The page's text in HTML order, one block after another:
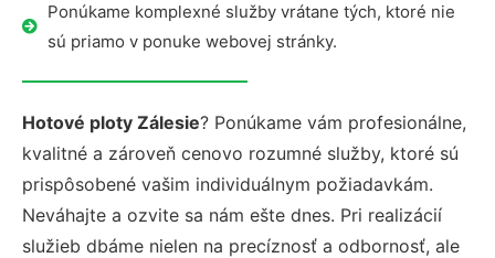
Ponúkame komplexné služby vrátane tých, ktoré nie
sú priamo v ponuke webovej stránky.
Hotové ploty Zálesie? Ponúkame vám profesionálne,
kvalitné a zároveň cenovo rozumné služby, ktoré sú
prispôsobené vašim individuálnym požiadavkám.
Neváhajte a ozvite sa nám ešte dnes. Pri realizácií
služieb dbáme nielen na precíznosť a odbornosť, ale